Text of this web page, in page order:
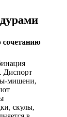
сочетанию
Диспорт
мишени,
скулы,